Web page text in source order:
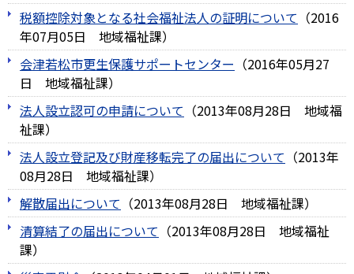
税額控除対象となる社会福祉法人の証明について （2016
年07月05日
地域福祉課）
会津若松市更生保護サポートセンター （2016年05月27
日
地域福祉課）
法人設立認可の申請について （2013年08月28日
地域福
祉課）
法人設立登記及び財産移転完了の届出について （2013年
08月28日
地域福祉課）
解散届出について （2013年08月28日 地域福祉課）
清算結了の届出について （2013年08月28日
地域福祉
課）